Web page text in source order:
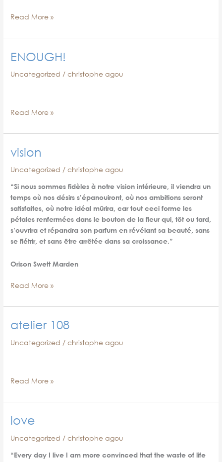
paradis
Read More »
ENOUGH!
Uncategorized /christophe agou
ENOUGH!
Read More »
vision
Uncategorized /christophe agou
“Si nous sommes fidèles à notre vision intérieure, il viendra un
temps où nos désirs s’épanouiront, où nos ambitions seront
satisfaites, où notre idéal mûrira, car tout ceci forme les
pétales renfermées dans le bouton de la fleur qui, tôt ou tard,
s’ouvrira et répandra son parfum en révélant sa beauté, sans
se flétrir, et sans être arrêtée dans sa croissance.”
Orison Swett Marden
vision
Read More »
atelier 108
Uncategorized /christophe agou
atelier
Read More »
love
Uncategorized /christophe agou
“Every day I live I am more convinced that the waste of life